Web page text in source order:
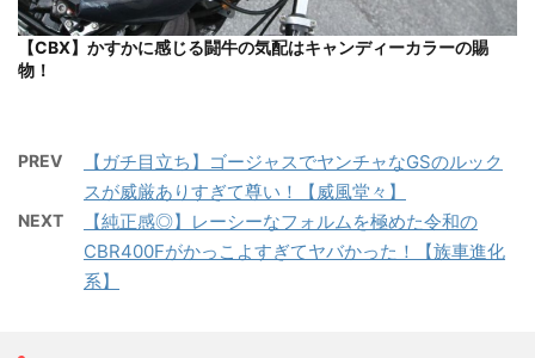
【CBX】かすかに感じる闘牛の気配はキャンディーカラーの賜
物！
PREV
【ガチ目立ち】ゴージャスでヤンチャなGSのルック
スが威厳ありすぎて尊い！【威風堂々】
NEXT
【純正感◎】レーシーなフォルムを極めた令和の
CBR400Fがかっこよすぎてヤバかった！【族車進化
系】